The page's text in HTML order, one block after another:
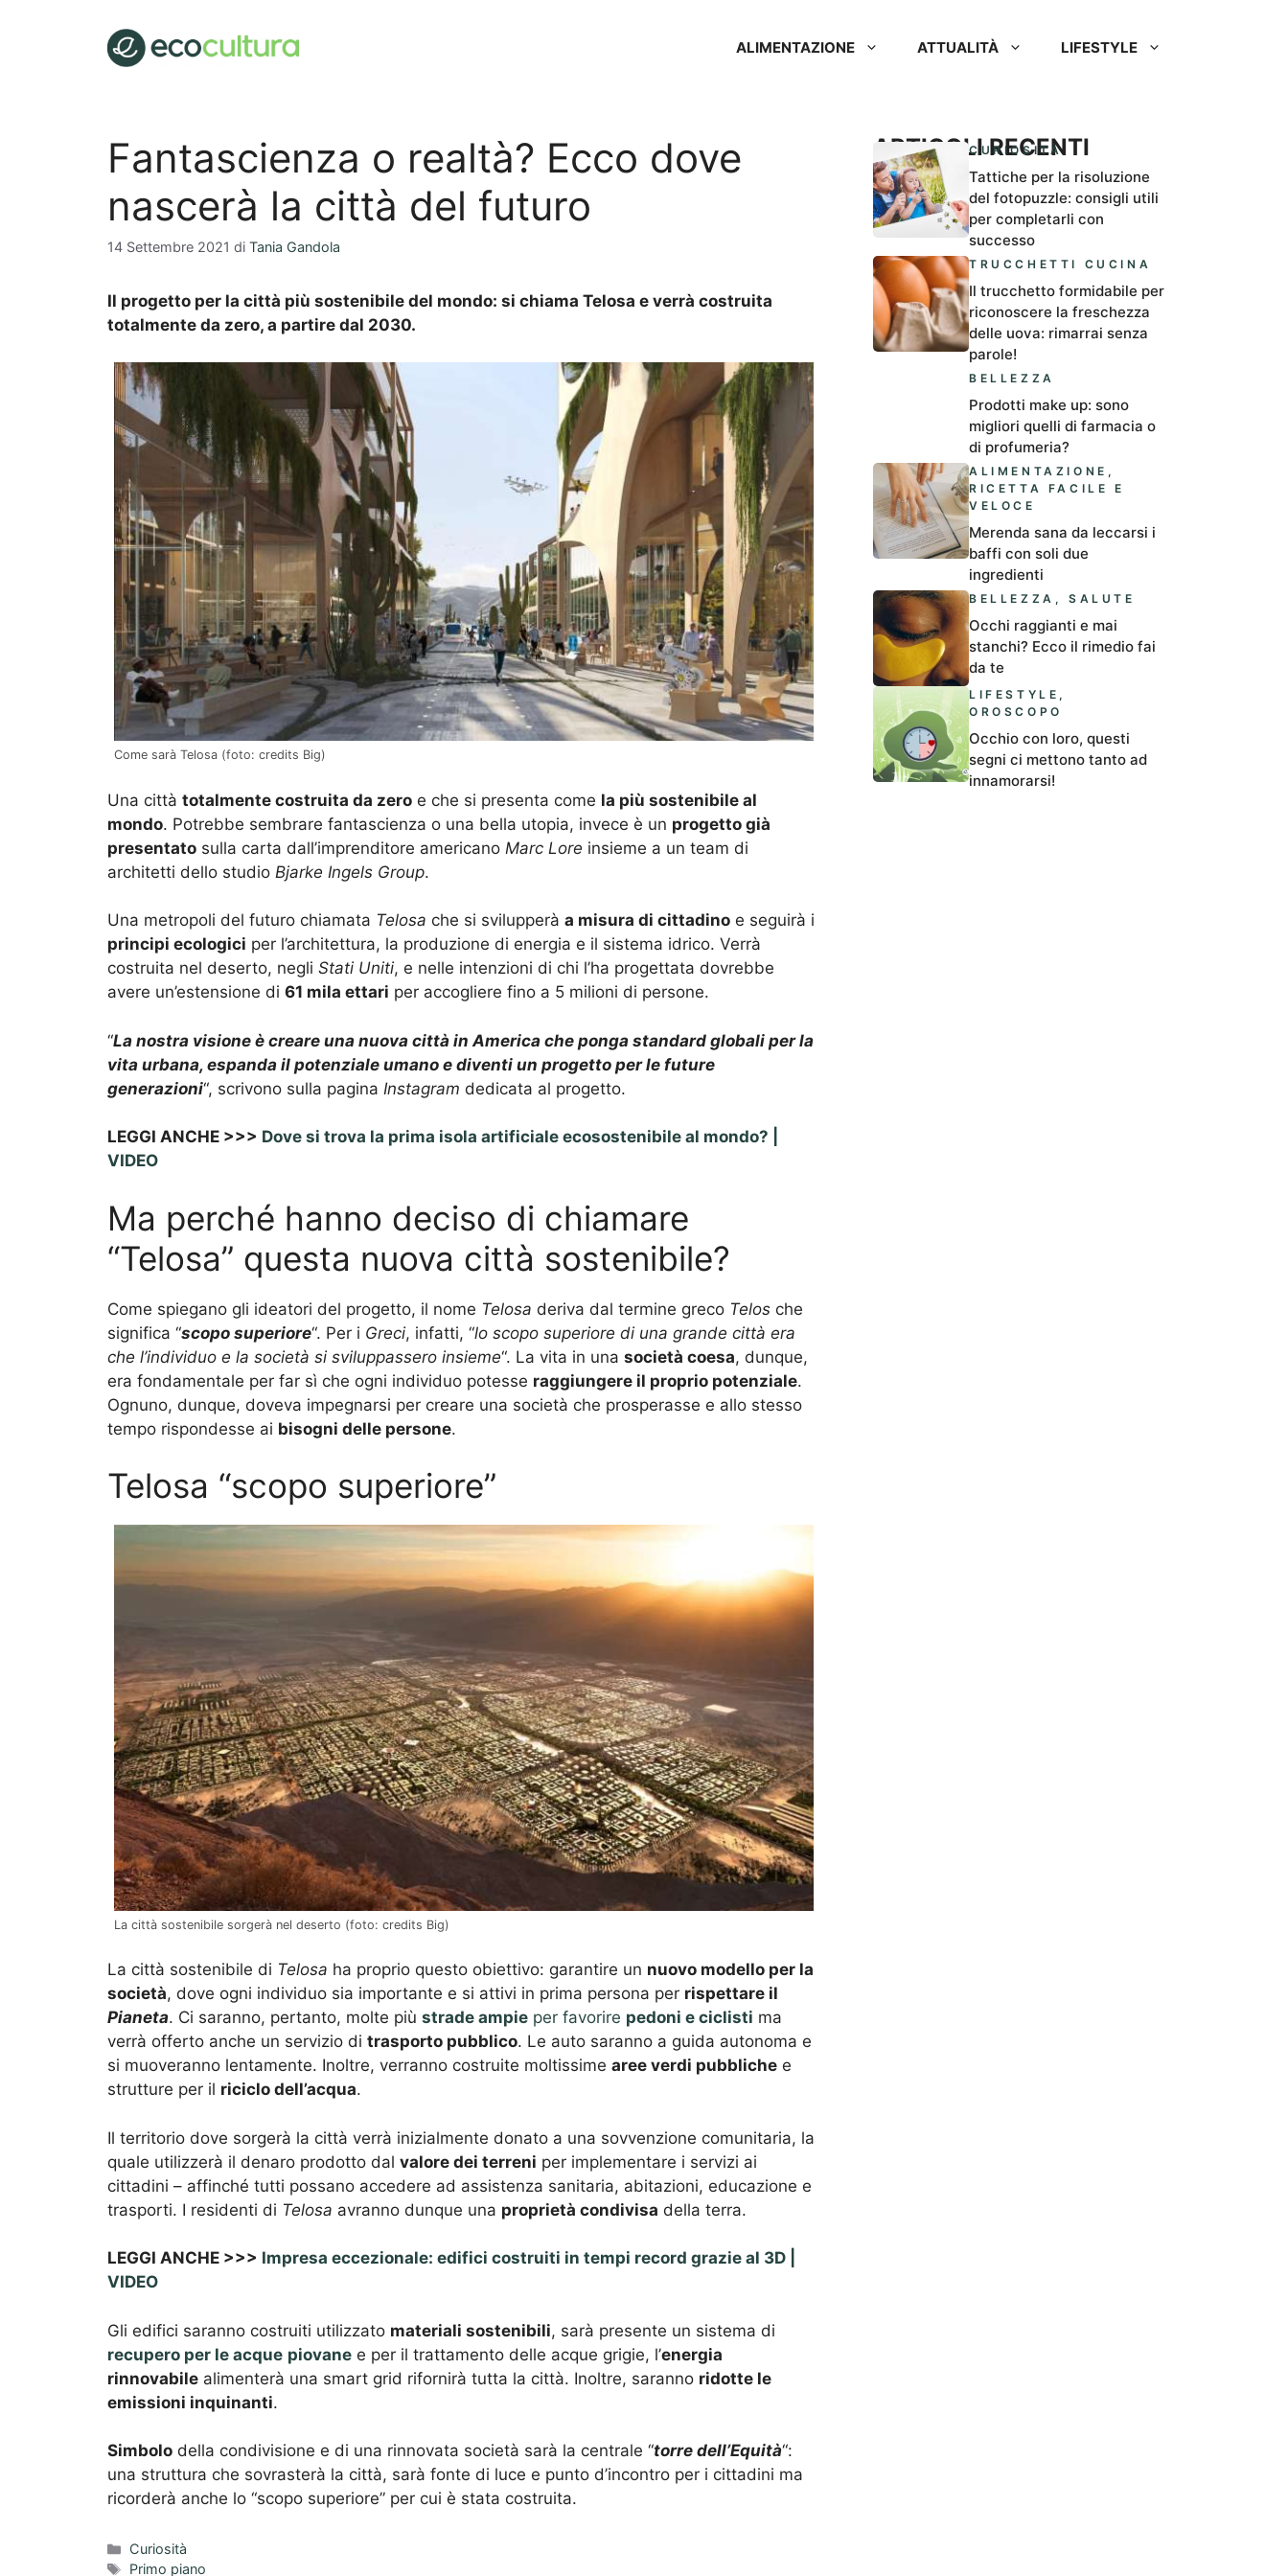
ALIMENTAZIONE ATTUALITÀ LIFESTYLE
Fantascienza o realtà? Ecco dove
nascerà la città del futuro
14 Settembre 2021 di Tania Gandola
Il progetto per la città più sostenibile del mondo: si chiama Telosa e verrà costruita
totalmente da zero, a partire dal 2030.
Come sarà Telosa (foto: credits Big)
Una città totalmente costruita da zero e che si presenta come la più sostenibile al
mondo. Potrebbe sembrare fantascienza o una bella utopia, invece è un progetto già
presentato sulla carta dall’imprenditore americano Marc Lore insieme a un team di
architetti dello studio Bjarke Ingels Group.
Una metropoli del futuro chiamata Telosa che si svilupperà a misura di cittadino e seguirà i
principi ecologici per l’architettura, la produzione di energia e il sistema idrico. Verrà
costruita nel deserto, negli Stati Uniti, e nelle intenzioni di chi l’ha progettata dovrebbe
avere un’estensione di 61 mila ettari per accogliere fino a 5 milioni di persone.
“La nostra visione è creare una nuova città in America che ponga standard globali per la
vita urbana, espanda il potenziale umano e diventi un progetto per le future
generazioni“, scrivono sulla pagina Instagram dedicata al progetto.
LEGGI ANCHE >>> Dove si trova la prima isola artificiale ecosostenibile al mondo? |
VIDEO
Ma perché hanno deciso di chiamare
“Telosa” questa nuova città sostenibile?
Come spiegano gli ideatori del progetto, il nome Telosa deriva dal termine greco Telos che
significa “scopo superiore“. Per i Greci, infatti, “lo scopo superiore di una grande città era
che l’individuo e la società si sviluppassero insieme“. La vita in una società coesa, dunque,
era fondamentale per far sì che ogni individuo potesse raggiungere il proprio potenziale.
Ognuno, dunque, doveva impegnarsi per creare una società che prosperasse e allo stesso
tempo rispondesse ai bisogni delle persone.
Telosa “scopo superiore”
La città sostenibile sorgerà nel deserto (foto: credits Big)
La città sostenibile di Telosa ha proprio questo obiettivo: garantire un nuovo modello per la
società, dove ogni individuo sia importante e si attivi in prima persona per rispettare il
Pianeta. Ci saranno, pertanto, molte più strade ampie per favorire pedoni e ciclisti ma
verrà offerto anche un servizio di trasporto pubblico. Le auto saranno a guida autonoma e
si muoveranno lentamente. Inoltre, verranno costruite moltissime aree verdi pubbliche e
strutture per il riciclo dell’acqua.
Il territorio dove sorgerà la città verrà inizialmente donato a una sovvenzione comunitaria, la
quale utilizzerà il denaro prodotto dal valore dei terreni per implementare i servizi ai
cittadini – affinché tutti possano accedere ad assistenza sanitaria, abitazioni, educazione e
trasporti. I residenti di Telosa avranno dunque una proprietà condivisa della terra.
LEGGI ANCHE >>> Impresa eccezionale: edifici costruiti in tempi record grazie al 3D |
VIDEO
Gli edifici saranno costruiti utilizzato materiali sostenibili, sarà presente un sistema di
recupero per le acque piovane e per il trattamento delle acque grigie, l’energia
rinnovabile alimenterà una smart grid rifornirà tutta la città. Inoltre, saranno ridotte le
emissioni inquinanti.
Simbolo della condivisione e di una rinnovata società sarà la centrale “torre dell’Equità“:
una struttura che sovrasterà la città, sarà fonte di luce e punto d’incontro per i cittadini ma
ricorderà anche lo “scopo superiore” per cui è stata costruita.
Categorie
Curiosità
Tag
Primo piano
ARTICOLI RECENTI
CURIOSITÀ
Tattiche per la risoluzione
del fotopuzzle: consigli utili
per completarli con
successo
TRUCCHETTI CUCINA
Il trucchetto formidabile per
riconoscere la freschezza
delle uova: rimarrai senza
parole!
BELLEZZA
Prodotti make up: sono
migliori quelli di farmacia o
di profumeria?
ALIMENTAZIONE ,
RICETTA FACILE E
VELOCE
Merenda sana da leccarsi i
baffi con soli due
ingredienti
BELLEZZA ,SALUTE
Occhi raggianti e mai
stanchi? Ecco il rimedio fai
da te
LIFESTYLE ,
OROSCOPO
Occhio con loro, questi
segni ci mettono tanto ad
innamorarsi!